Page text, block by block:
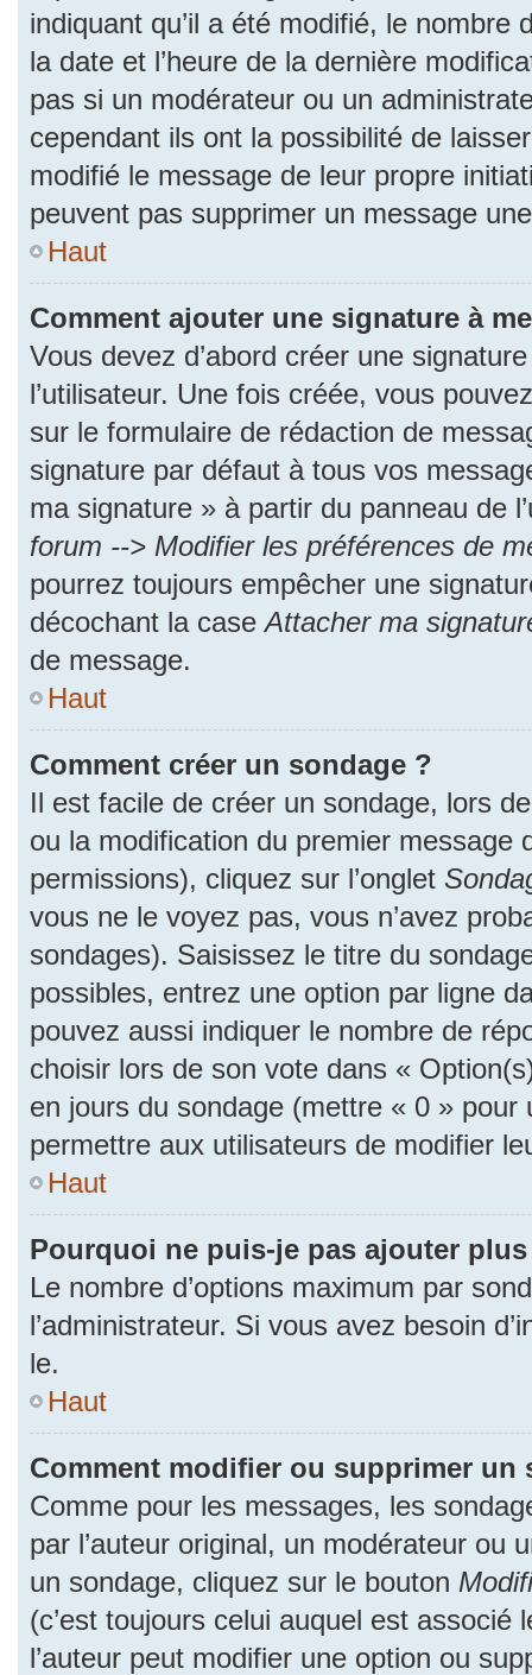
indiquant qu’il a été modifié, le nombre
la date et l’heure de la dernière
pas si un modérateur ou un
cependant ils ont la possibilité de
modifié le message de leur propre
peuvent pas supprimer un message
Haut
Comment ajouter une signature à
Vous devez d’abord créer une
l’utilisateur. Une fois créée, vous
sur le formulaire de rédaction de
signature par défaut à tous vos
ma signature » à partir du panneau de
forum --> Modifier les préférences de
pourrez toujours empêcher une
décochant la caseAttacher ma
de message.
Haut
Comment créer un sondage ?
Il est facile de créer un sondage, lors
ou la modification du premier message
permissions), cliquez sur l’onglet
vous ne le voyez pas, vous n’avez
sondages). Saisissez le titre du
possibles, entrez une option par ligne
pouvez aussi indiquer le nombre de
choisir lors de son vote dans «
en jours du sondage (mettre « 0 » pour
permettre aux utilisateurs de modifier
Haut
Pourquoi ne puis-je pas ajouter
Le nombre d’options maximum par
l’administrateur. Si vous avez besoin
le.
Haut
Comment modifier ou supprimer un
Comme pour les messages, les
par l’auteur original, un modérateur ou
un sondage, cliquez sur le bouton
(c’est toujours celui auquel est associé
l’auteur peut modifier une option ou